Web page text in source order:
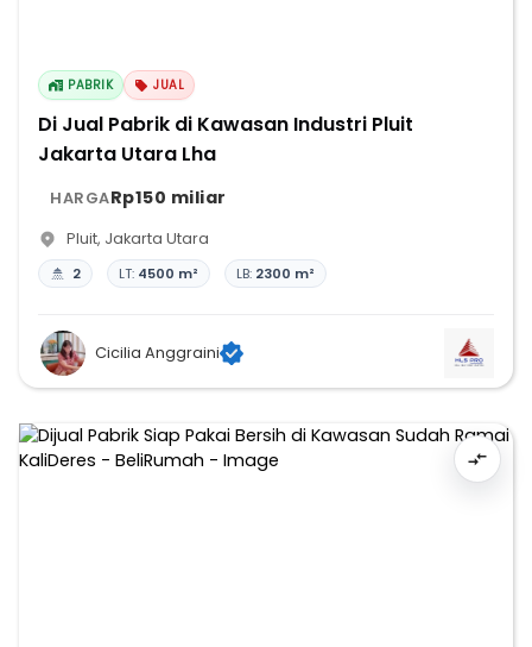
PABRIK JUAL
Di Jual Pabrik di Kawasan Industri Pluit
Jakarta Utara Lha
HARGARp150 miliar
Pluit, Jakarta Utara
2 LT: 4500 m² LB: 2300 m²
Cicilia Anggraini